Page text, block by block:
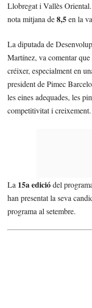
Llobregat i Vallès
nota mitjana de8,5en la
La diputada de
Martínez, va comentar
créixer, especialment en
president de Pimec
les eines adequades, les
competitivitat i creixement.
La 15a ediciódel
han presentat la seva
programa al setembre.